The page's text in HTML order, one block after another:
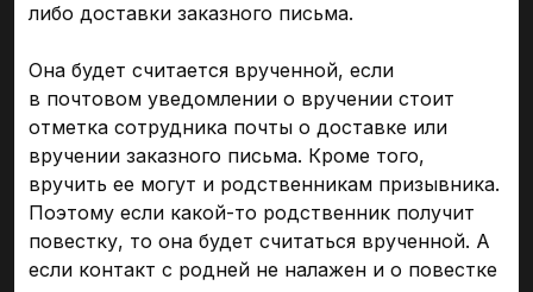
либо доставки заказного письма.
Она будет считается врученной, если
в почтовом уведомлении о вручении стоит
отметка сотрудника почты о доставке или
вручении заказного письма. Кроме того,
вручить ее могут и родственникам призывника.
Поэтому если какой-то родственник получит
повестку, то она будет считаться врученной. А
если контакт с родней не налажен и о повестке